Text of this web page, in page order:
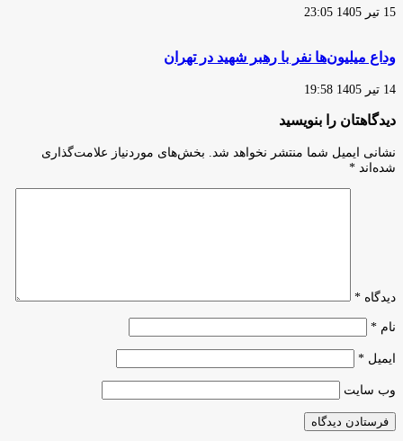
15 تیر 1405 23:05
وداع میلیون‌ها نفر با رهبر شهید در تهران
14 تیر 1405 19:58
دیدگاهتان را بنویسید
نشانی ایمیل شما منتشر نخواهد شد.
بخش‌های موردنیاز علامت‌گذاری
شده‌اند *
دیدگاه *
نام *
ایمیل *
وب‌ سایت